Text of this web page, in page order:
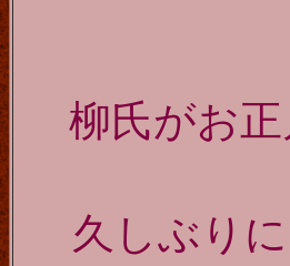
柳氏がお
久しぶり